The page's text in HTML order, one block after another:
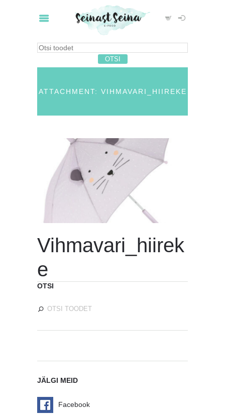
ATTACHMENT: VIHMAVARI_HIIREKE
Vihmavari_hiirek
e
OTSI
JÄLGI MEID
Facebook